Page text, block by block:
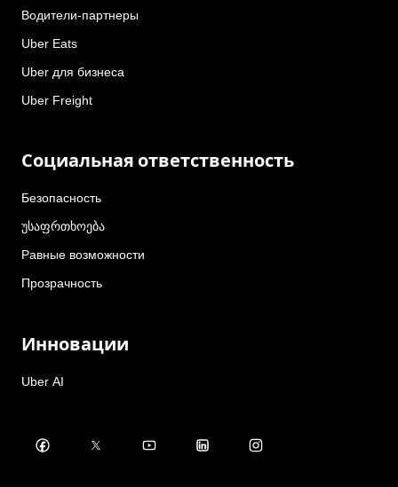
Водители-партнеры
Uber Eats
Uber для бизнеса
Uber Freight
Социальная ответственность
Безопасность
უსაფრთხოება
Равные возможности
Прозрачность
Инновации
Uber AI